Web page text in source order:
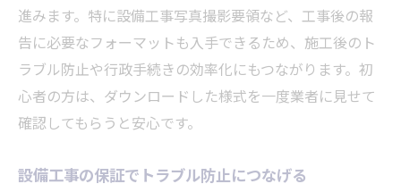
進みます。特に設備工事写真撮影要領など、工事後の報
告に必要なフォーマットも入手できるため、施工後のト
ラブル防止や行政手続きの効率化にもつながります。初
心者の方は、ダウンロードした様式を一度業者に見せて
確認してもらうと安心です。
設備工事の保証でトラブル防止につなげる